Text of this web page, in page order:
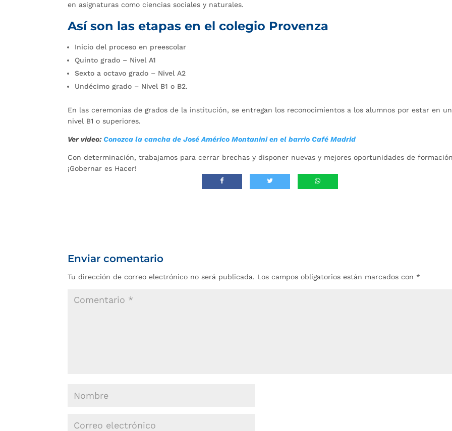
en asignaturas como ciencias sociales y naturales.
Así son las etapas en el colegio Provenza
Inicio del proceso en preescolar
Quinto grado – Nivel A1
Sexto a octavo grado – Nivel A2
Undécimo grado – Nivel B1 o B2.
En las ceremonias de grados de la institución, se entregan los reconocimientos a los alumnos por estar en un
nivel B1 o superiores.
Ver video:Conozca la cancha de José Américo Montanini en el barrio Café Madrid
Con determinación, trabajamos para cerrar brechas y disponer nuevas y mejores oportunidades de
¡Gobernar es Hacer!
Enviar comentario
Tu dirección de correo electrónico no será publicada. Los campos obligatorios están marcados con *